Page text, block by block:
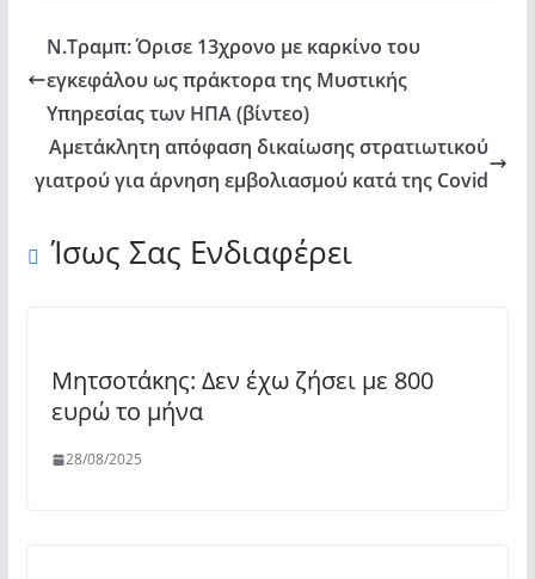
Ν.Τραμπ: Όρισε 13χρονο με καρκίνο του
εγκεφάλου ως πράκτορα της Μυστικής
Υπηρεσίας των ΗΠΑ (βίντεο)
Αμετάκλητη απόφαση δικαίωσης στρατιωτικού
γιατρού για άρνηση εμβολιασμού κατά της Covid
Ίσως Σας Ενδιαφέρει
Μητσοτάκης: Δεν έχω ζήσει με 800
ευρώ το μήνα
28/08/2025